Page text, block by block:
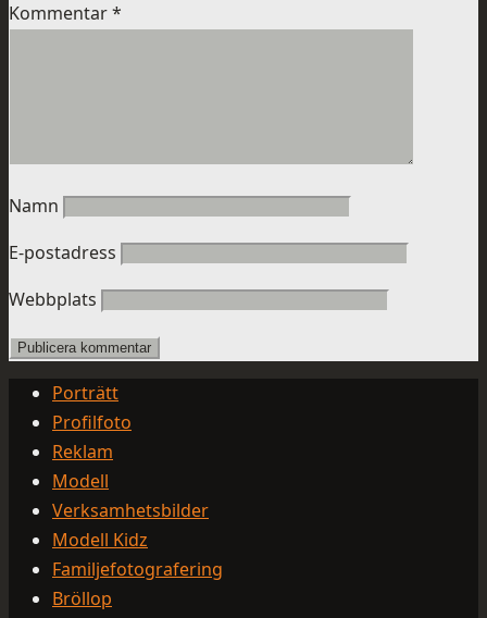
Kommentar*
Namn
E-postadress
Webbplats
Porträtt
Profilfoto
Reklam
Modell
Verksamhetsbilder
Modell Kidz
Familjefotografering
Bröllop